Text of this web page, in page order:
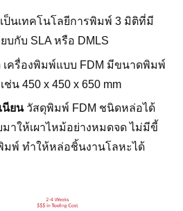
เป็นเทคโนโลยีการพิมพ์ 3 มิติที่มี
บกับ SLA หรือ DMLS
เครื่องพิมพ์แบบ FDM มีขนาดพิมพ์
น 450 x 450 x 650 mm
นียนวัสดุพิมพ์ FDM ชนิดหล่อได้
มาให้เผาไหม้อย่างหมดจด ไม่มีขี้
มพ์ ทำให้หล่อชิ้นงานโลหะได้